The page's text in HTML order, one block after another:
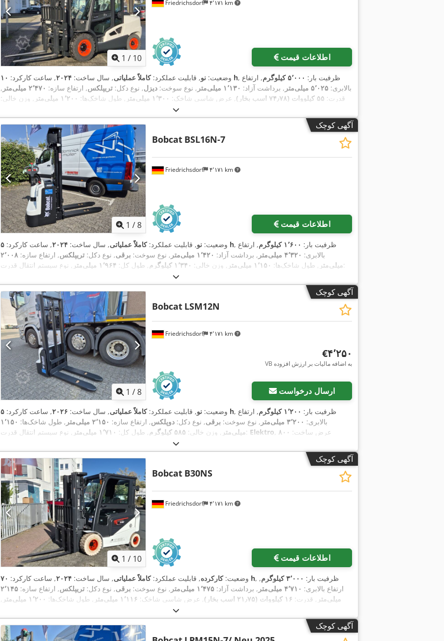
1 / 10
Friedrichsdorf ۴٬۱۷۱ km
اطلاعات قیمت
وضعیت: نو, قابلیت عملکرد:کاملاً عملیاتی, سال ساخت: ۲۰۲۴, ساعت کارکرد: ۱۰ h , ظرفیت بار: ۵٬۰۰۰ کیلوگرم
, ارتفاع
بالابری: ۵٬۰۲۵ میلی‌متر , برداشت آزاد: ۱٬۱۳۰ میلی‌متر , نوع سوخت: دیزل, نوع دکل: تریپلکس, ارتفاع سازه: ۲٬۴۷۰ میلی‌متر
,
قدرت: ۵۵ کیلووات (۷۴٫۷۸ اسب بخار) , عرض شاسی شاخک: ۱٬۳۰۰ میلی‌متر , طول شاخک‌ها: ۱٬۲۰۰ میلی‌متر
, وزن خالی:
۶٬۹۳۰ کیلوگرم
آگهی کوچک
1 /8
Friedrichsdorf ۴٬۱۷۱ km
Bobcat BSL16N-7
اطلاعات قیمت
وضعیت: نو, قابلیت عملکرد:کاملاً عملیاتی, سال ساخت: ۲۰۲۴, ساعت کارکرد: ۵ h , ظرفیت بار: ۱٬۶۰۰ کیلوگرم
, ارتفاع
بالابری: ۴٬۳۲۰ میلی‌متر , برداشت آزاد: ۱٬۴۲۰ میلی‌متر , نوع سوخت: برقی, نوع دکل: تریپلکس, ارتفاع سازه: ۲٬۰۰۸
میلی‌متر , طول شاخک‌ها: ۱٬۱۵۰ میلی‌متر , وزن خالی: ۱٬۳۴۰ کیلوگرم , طول کل: ۱٬۹۶۴ میلی‌متر
, نوع سیستم انتقال قدرت:
آگهی کوچک
1 /8
Friedrichsdorf ۴٬۱۷۱ km
Bobcat LSM12N
‎€۴٬۲۵۰
VB به اضافه مالیات بر ارزش افزوده
ارسال درخواست
وضعیت: نو, قابلیت عملکرد:کاملاً عملیاتی, سال ساخت: ۲۰۲۶, ساعت کارکرد: ۵ h , ظرفیت بار: ۱٬۲۰۰ کیلوگرم
, ارتفاع
بالابری: ۳٬۲۰۰ میلی‌متر , نوع سوخت: برقی, نوع دکل: دوپلکس, ارتفاع سازه: ۲٬۱۵۰ میلی‌متر , طول شاخک‌ها: ۱٬۱۵۰
میلی‌متر , وزن خالی: ۵۸۵ کیلوگرم , طول کل: ۱٬۷۱۰ میلی‌متر , نوع سیستم انتقال قدرت: Elektro , عرض ساخت: ۸۰۰
آگهی کوچک
1 / 10
Friedrichsdorf ۴٬۱۷۱ km
Bobcat B30NS
اطلاعات قیمت
وضعیت:کارکرده, قابلیت عملکرد:کاملاً عملیاتی, سال ساخت: ۲۰۲۴, ساعت کارکرد: ۷۰ h , ظرفیت بار: ۳٬۰۰۰ کیلوگرم
,
ارتفاع بالابری: ۴٬۷۱۰ میلی‌متر , برداشت آزاد: ۱٬۴۷۵ میلی‌متر , نوع سوخت: برقی, نوع دکل: تریپلکس, ارتفاع سازه: ۲٬۱۴۵
میلی‌متر , قدرت: ۱۶ کیلووات (۲۱٫۷۵ اسب بخار) , عرض شاسی شاخک: ۱٬۱۱۶ میلی‌متر , طول شاخک‌ها: ۱٬۲۰۰ میلی‌متر
,
۴٬۸۵۰ کیلوگرم
آگهی کوچک